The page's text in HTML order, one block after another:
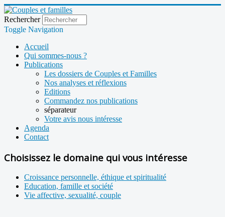
Rechercher
Toggle Navigation
Accueil
Qui sommes-nous ?
Publications
Les dossiers de Couples et Familles
Nos analyses et réflexions
Editions
Commandez nos publications
séparateur
Votre avis nous intéresse
Agenda
Contact
Choisissez le domaine qui vous intéresse
Croissance personnelle, éthique et spiritualité
Education, famille et société
Vie affective, sexualité, couple